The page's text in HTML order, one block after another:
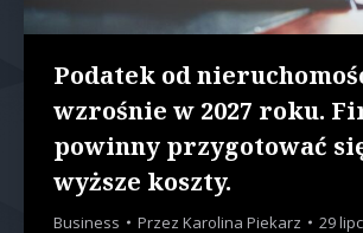
Podatek od
wzrośnie w 2027 roku.
powinny przygotować
wyższe koszty.
Business Przez Karolina Piekarz 29